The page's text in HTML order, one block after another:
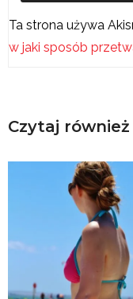
Ta strona używa
w jaki sposób
Czytaj również